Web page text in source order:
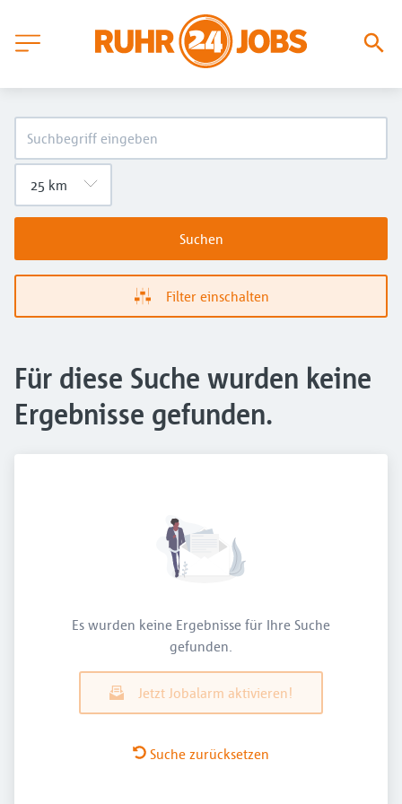
Suchen
Filter einschalten
Für diese Suche wurden keine
Ergebnisse gefunden.
Es wurden keine Ergebnisse für Ihre Suche
gefunden.
Jetzt Jobalarm aktivieren!
Suche zurücksetzen